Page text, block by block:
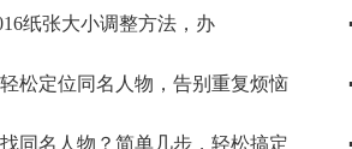
纸张大小调整方法，办
松定位同名人物，告别重复烦恼
同名人物？简单几步，轻松搞定